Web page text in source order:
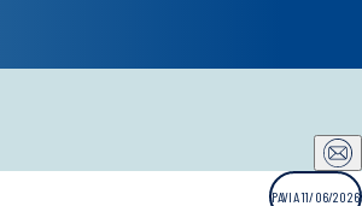
PAVIA 11/06/2026